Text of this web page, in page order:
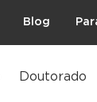
Blog
Doutorado